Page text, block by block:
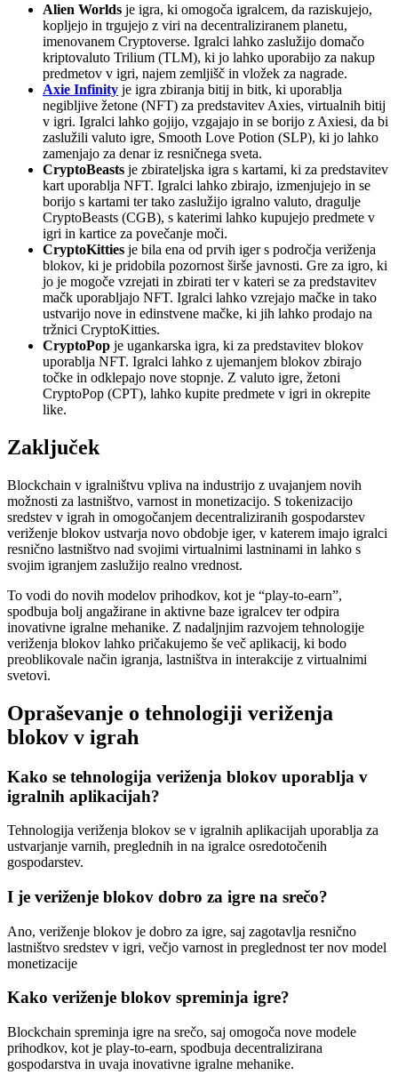
Alien Worlds je igra, ki omogoča igralcem, da raziskujejo,
kopljejo in trgujejo z viri na decentraliziranem planetu,
imenovanem Cryptoverse. Igralci lahko zaslužijo domačo
kriptovaluto Trilium (TLM), ki jo lahko uporabijo za nakup
predmetov v igri, najem zemljišč in vložek za nagrade.
Axie Infinity je igra zbiranja bitij in bitk, ki uporablja
negibljive žetone (NFT) za predstavitev Axies, virtualnih bitij
v igri. Igralci lahko gojijo, vzgajajo in se borijo z Axiesi, da bi
zaslužili valuto igre, Smooth Love Potion (SLP), ki jo lahko
zamenjajo za denar iz resničnega sveta.
CryptoBeasts je zbirateljska igra s kartami, ki za predstavitev
kart uporablja NFT. Igralci lahko zbirajo, izmenjujejo in se
borijo s kartami ter tako zaslužijo igralno valuto, dragulje
CryptoBeasts (CGB), s katerimi lahko kupujejo predmete v
igri in kartice za povečanje moči.
CryptoKitties je bila ena od prvih iger s področja veriženja
blokov, ki je pridobila pozornost širše javnosti. Gre za igro, ki
jo je mogoče vzrejati in zbirati ter v kateri se za predstavitev
mačk uporabljajo NFT. Igralci lahko vzrejajo mačke in tako
ustvarijo nove in edinstvene mačke, ki jih lahko prodajo na
tržnici CryptoKitties.
CryptoPop je ugankarska igra, ki za predstavitev blokov
uporablja NFT. Igralci lahko z ujemanjem blokov zbirajo
točke in odklepajo nove stopnje. Z valuto igre, žetoni
CryptoPop (CPT), lahko kupite predmete v igri in okrepite
like.
Zaključek
Blockchain v igralništvu vpliva na industrijo z uvajanjem novih
možnosti za lastništvo, varnost in monetizacijo. S tokenizacijo
sredstev v igrah in omogočanjem decentraliziranih gospodarstev
veriženje blokov ustvarja novo obdobje iger, v katerem imajo igralci
resnično lastništvo nad svojimi virtualnimi lastninami in lahko s
svojim igranjem zaslužijo realno vrednost.
To vodi do novih modelov prihodkov, kot je “play-to-earn”,
spodbuja bolj angažirane in aktivne baze igralcev ter odpira
inovativne igralne mehanike. Z nadaljnjim razvojem tehnologije
veriženja blokov lahko pričakujemo še več aplikacij, ki bodo
preoblikovale način igranja, lastništva in interakcije z virtualnimi
svetovi.
Opraševanje o tehnologiji veriženja
blokov v igrah
Kako se tehnologija veriženja blokov uporablja v
igralnih aplikacijah?
Tehnologija veriženja blokov se v igralnih aplikacijah uporablja za
ustvarjanje varnih, preglednih in na igralce osredotočenih
gospodarstev.
I je veriženje blokov dobro za igre na srečo?
Ano, veriženje blokov je dobro za igre, saj zagotavlja resnično
lastništvo sredstev v igri, večjo varnost in preglednost ter nov model
monetizacije
Kako veriženje blokov spreminja igre?
Blockchain spreminja igre na srečo, saj omogoča nove modele
prihodkov, kot je play-to-earn, spodbuja decentralizirana
gospodarstva in uvaja inovativne igralne mehanike.